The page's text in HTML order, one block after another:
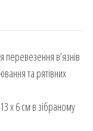
перевезення в’язнів
та рятівних
х 6 см в зібраному